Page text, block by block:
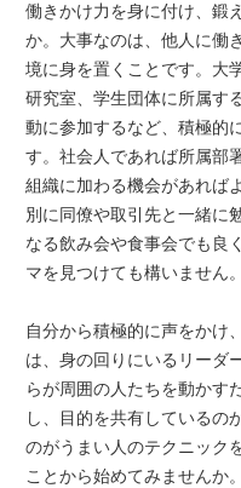
働きかけ力を身に付け、鍛
か。大事なのは、他人に働
境に身を置くことです。大
研究室、学生団体に所属す
動に参加するなど、積極的
す。社会人であれば所属部
組織に加わる機会があれば
別に同僚や取引先と一緒に
なる飲み会や食事会でも良
マを見つけても構いません。
自分から積極的に声をかけ
は、身の回りにいるリーダ
らが周囲の人たちを動かす
し、目的を共有しているの
のがうまい人のテクニック
ことから始めてみませんか